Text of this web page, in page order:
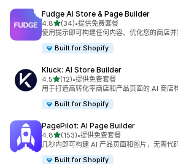
Fudge AI Store & Page Builder
4.8星（满分 5 星）
(34)
总共 34 条评论
•提供免费套餐
使用提示即可构建任何内容、优化您的商店
Built for Shopify
Kluck: AI Store Builder
4.5星（满分 5 星）
(12)
总共 12 条评论
•提供免费套餐
用于打造高转化率商店和产品页面的 AI 商店
Built for Shopify
PagePilot: AI Page Builder
4.8星（满分 5 星）
(153)
总共 153 条评论
•提供免费套餐
几秒内即可构建 AI 产品页面和图片，无需代
Built for Shopify